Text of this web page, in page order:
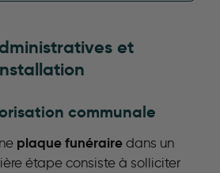
et
communale
plaque funéraire dans un
étape consiste à solliciter